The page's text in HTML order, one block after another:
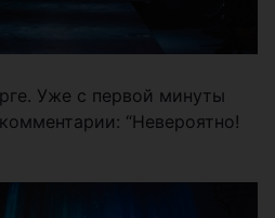
Уже с первой минуты
“Невероятно!